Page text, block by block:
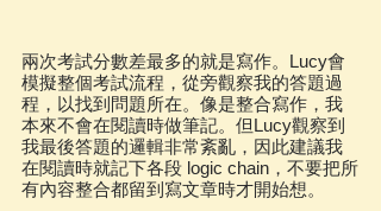
兩次考試分數差最多的就是寫作。Lucy會
模擬整個考試流程，從旁觀察我的答題過
程，以找到問題所在。像是整合寫作，我
本來不會在閱讀時做筆記。但Lucy觀察到
我最後答題的邏輯非常紊亂，因此建議我
在閱讀時就記下各段 logic chain，不要把所
有內容整合都留到寫文章時才開始想。